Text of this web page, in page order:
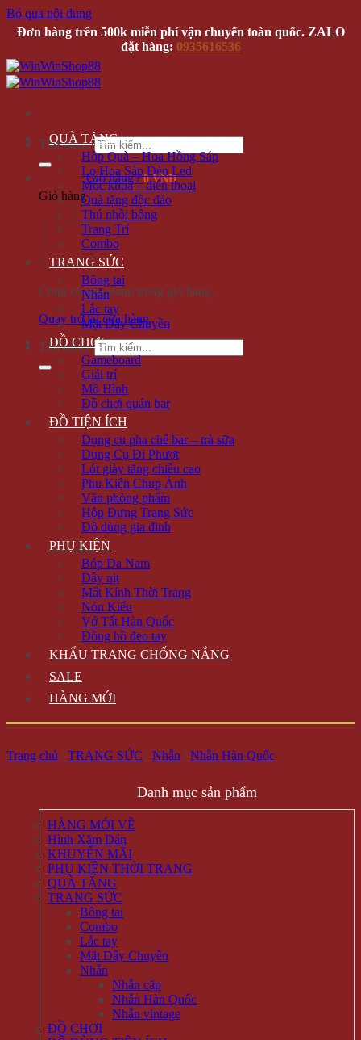
Bỏ qua nội dung
Đơn hàng trên 500k miễn phí vận chuyển toàn quốc. ZALO
đặt hàng: 0935616536
Tìm kiếm:
Giỏ hàng /0 VNĐ
Giỏ hàng
Chưa có sản phẩm trong giỏ hàng.
Quay trở lại cửa hàng
Tìm kiếm:
QUÀ TẶNG
Hộp Quà – Hoa Hồng Sáp
Lọ Hoa Sáp Đèn Led
Móc khóa – điện thoại
Quà tặng độc đáo
Thú nhồi bông
Trang Trí
Combo
TRANG SỨC
Bông tai
Nhẫn
Lắc tay
Mặt Dây Chuyền
ĐỒ CHƠI
Gameboard
Giải trí
Mô Hình
Đồ chơi quán bar
ĐỒ TIỆN ÍCH
Dụng cụ pha chế bar – trà sữa
Dụng Cụ Đi Phượt
Lót giày tăng chiều cao
Phụ Kiện Chụp Ảnh
Văn phòng phẩm
Hộp Đựng Trang Sức
Đồ dùng gia đình
PHỤ KIỆN
Bóp Da Nam
Dây nịt
Mắt Kính Thời Trang
Nón Kiểu
Vớ Tất Hàn Quốc
Đồng hồ đeo tay
KHẨU TRANG CHỐNG NẮNG
SALE
HÀNG MỚI
Trang chủ / TRANG SỨC / Nhẫn / Nhẫn Hàn Quốc
Danh mục sản phẩm
HÀNG MỚI VỀ
Hình Xăm Dán
KHUYẾN MÃI
PHỤ KIỆN THỜI TRANG
QUÀ TẶNG
TRANG SỨC
Bông tai
Combo
Lắc tay
Mặt Dây Chuyền
Nhẫn
Nhẫn cặp
Nhẫn Hàn Quốc
Nhẫn vintage
ĐỒ CHƠI